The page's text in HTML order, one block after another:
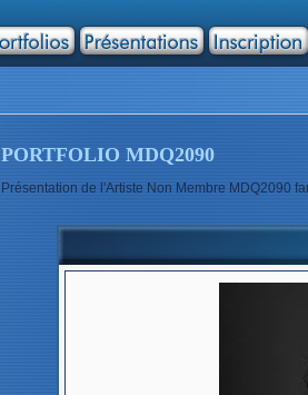
PORTFOLIO MDQ2090
Présentation de l'Artiste Non Membre MDQ2090